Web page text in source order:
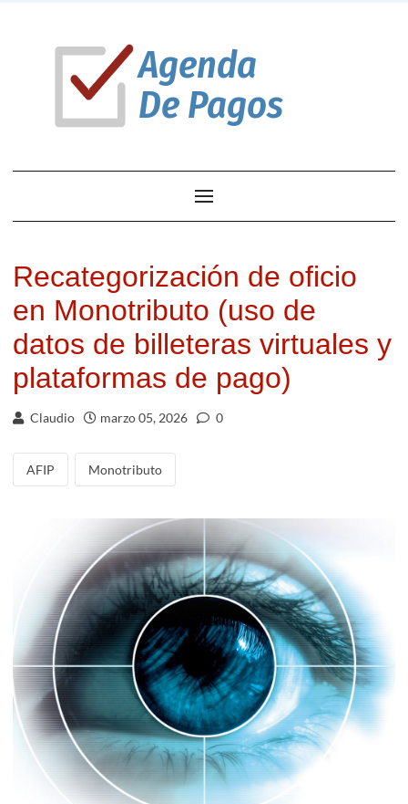
Recategorización de oficio
en Monotributo (uso de
datos de billeteras virtuales y
plataformas de pago)
Claudio marzo 05, 2026 0
AFIP Monotributo